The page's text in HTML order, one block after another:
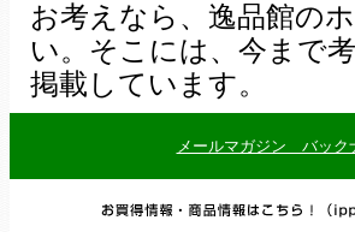
お考えなら、逸品館の
い。そこには、今まで
掲載しています。
メールマガジン バック